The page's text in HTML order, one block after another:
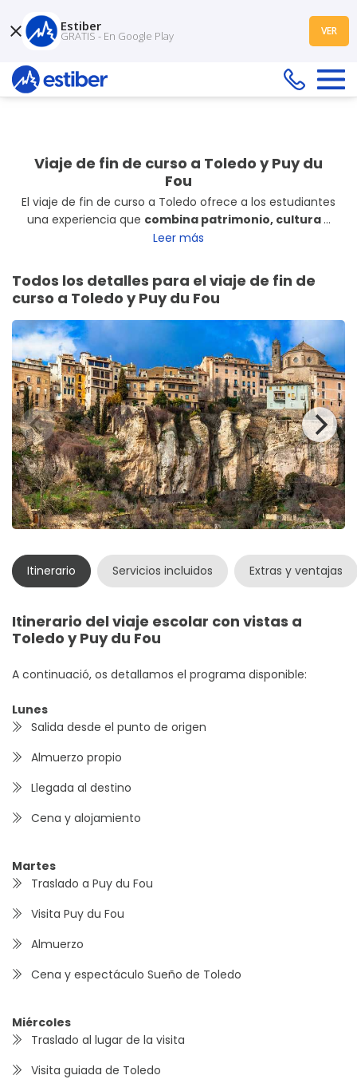
Viaje de fin de curso a Toledo y Puy du
Fou
El viaje de fin de curso a Toledo ofrece a los estudiantes
una experiencia que combina patrimonio, cultura y
. El programa incluye
monumentos y rincones emblemáticos,
y una jornada
en Puy du Fou, donde los espectáculos históricos y las
atracciones hacen de la visita un momento
entretenido y educativo. Una propuesta ideal para
terminar el curso con experiencias diferentes y
memorables.
Leer más
Todos los detalles para el viaje de fin de
curso a Toledo y Puy du Fou
Itinerario Servicios incluidos Extras y ventajas
Itinerario del viaje escolar con vistas a
Toledo y Puy du Fou
A continuació, os detallamos el programa disponible:
Lunes
Salida desde el punto de origen
Almuerzo propio
Llegada al destino
Cena y alojamiento
Martes
Traslado a Puy du Fou
Visita Puy du Fou
Almuerzo
Cena y espectáculo Sueño de Toledo
Miércoles
Traslado al lugar de la visita
Visita guiada de Toledo
Estiber
GRATIS - En Google Play VER